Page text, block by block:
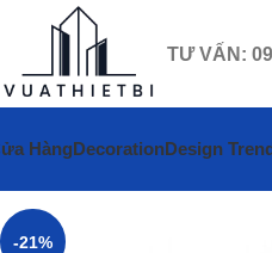
TƯ VẤN:
HàngDecorationDesign
-21%